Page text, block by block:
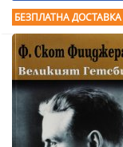
БЕЗПЛАТНА